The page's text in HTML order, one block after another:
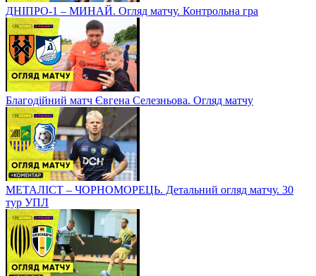
ДНІПРО-1 – МИНАЙ. Огляд матчу. Контрольна гра
Благодійний матч Євгена Селезньова. Огляд матчу
МЕТАЛІСТ – ЧОРНОМОРЕЦЬ. Детальний огляд матчу. 30
тур УПЛ